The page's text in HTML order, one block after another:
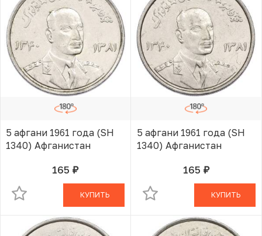
5 афгани 1961 года (SH
1340) Афганистан
165 руб.В КОРЗИНЕ
КУПИТЬ
5 афгани 1961 года (SH
1340) Афганистан
165 руб.В КОРЗИНЕ
КУПИТЬ